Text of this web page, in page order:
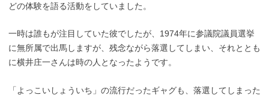
どの体験を語る活動をしていました。
一時は誰もが注目していた彼でしたが、1974年に参議院議員選挙
に無所属で出馬しますが、残念ながら落選してしまい、それととも
に横井庄一さんは時の人となったようです。
「よっこいしょういち」の流行だったギャグも、落選してしまった